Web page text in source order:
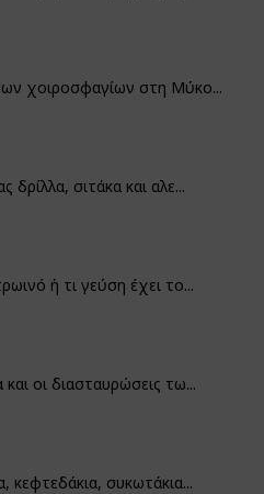
χοιροσφαγίων στη Μύκο...
δρίλλα, σιτάκα και αλε...
ή τι γεύση έχει το...
οι διασταυρώσεις τω...
κεφτεδάκια, συκωτάκια...